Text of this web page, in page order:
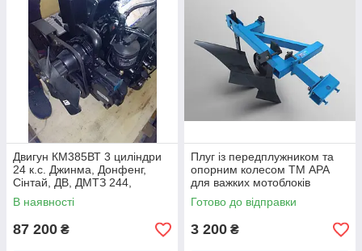
Двигун КМ385ВТ 3 циліндри
24 к.с. Джинма, Донфенг,
Сінтай, ДВ, ДМТЗ 244,
Шифенг 24
В наявності
87 200 ₴
Плуг із передплужником та
опорним колесом ТМ АРА
для важких мотоблоків
Готово до відправки
3 200 ₴